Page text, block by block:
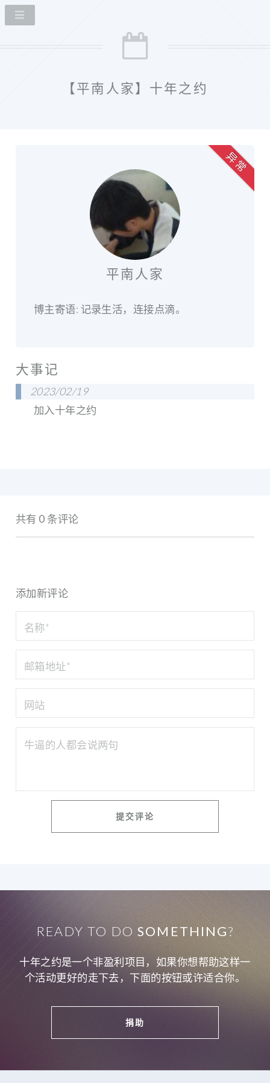
【平南人家】十年之约
平南人家
博主寄语: 记录生活，连接点滴。
异 常
大事记
2023/02/19
加入十年之约
共有 0 条评论
添加新评论
READY TO DOSOMETHING?
十年之约是一个非盈利项目，如果你想帮助这样一
个活动更好的走下去，下面的按钮或许适合你。
捐助